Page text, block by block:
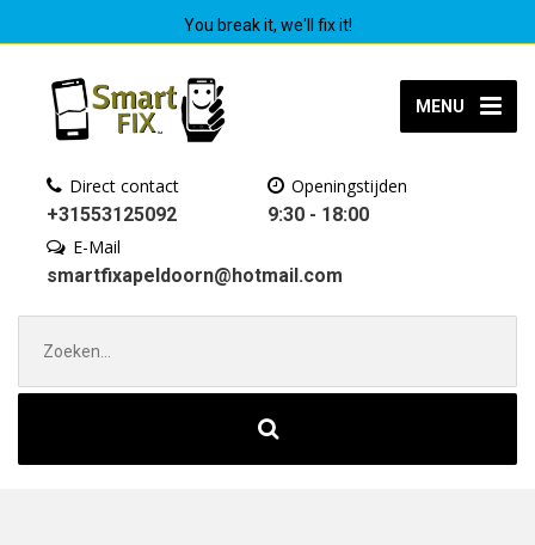
You break it, we'll fix it!
MENU
Direct contact
+31553125092
Openingstijden
9:30 - 18:00
E-Mail
smartfixapeldoorn@hotmail.com
naar: